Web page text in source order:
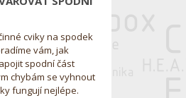
cviky na spodek
vám, jak
spodní část
chybám se vyhnout
fungují nejlépe.